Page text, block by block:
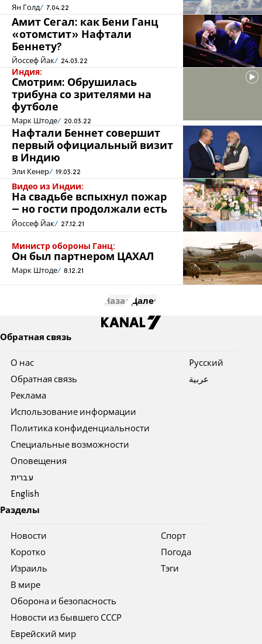
Ян Голд 7.04.22
Амит Сегал: как Бени Ганц
«отомстит» Нафтали
Беннету?
Йоссеф Йак 24.03.22
Индия:
Смотрим: Обрушилась
трибуна со зрителями на
футболе
Марк Штоде 20.03.22
Нафтали Беннет совершит
первый официальный визит
в Индию
Эли Кенер 19.03.22
Видео из Индии:
На свадьбе вспыхнул пожар
– но гости продолжали есть
Йоссеф Йак 27.12.21
Министр обороны Ганц:
Он был партнером ЦАХАЛ
Марк Штоде 8.12.21
Назад Далее
Обратная связь
О нас
Обратная связь
Реклама
Использование информации
Политика конфиденциальности
Специальные возможности
Оповещения
עברית
English
Pусский
عربية
Разделы
Новости
Коротко
Израиль
В мире
Оборона и безопасность
Новости из бывшего СССР
Еврейский мир
Спорт
Погода
Тэги